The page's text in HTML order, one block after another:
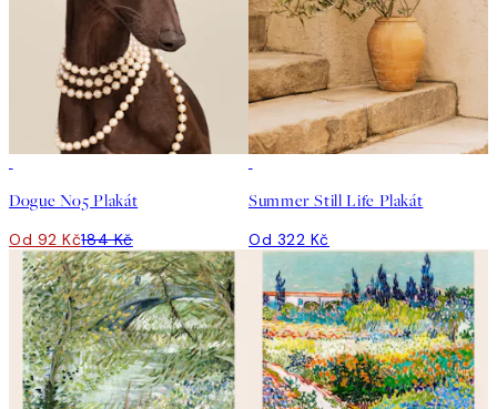
Dogue No5 Plakát
Od 92 Kč184 Kč
Summer Still Life Plakát
Od 322 Kč